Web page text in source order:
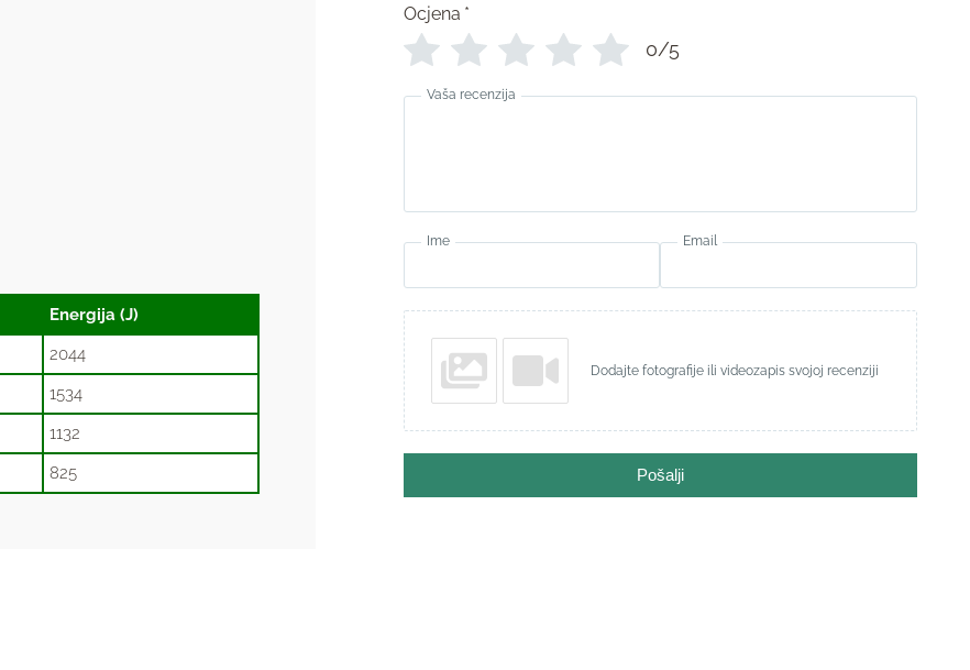
Energija (J)
2044
1534
1132
825
Ocjena *
0/5
Vaša recenzija
Ime Email
Dodajte fotografije ili videozapis svojoj recenziji
Pošalji